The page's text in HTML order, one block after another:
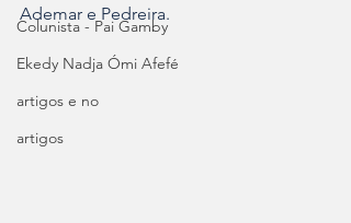
Colunista - Pai Gamby
Ekedy Nadja Ómi Afefé
artigos e no
artigos
Ademar e Pedreira.